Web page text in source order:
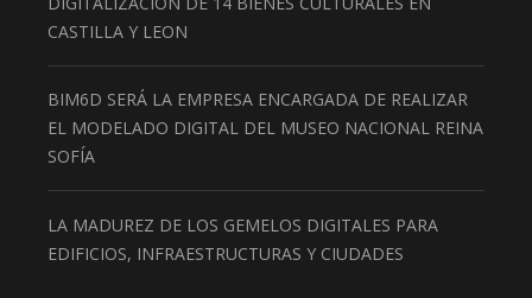
CASTILLA Y LEON
BIM6D SERÁ LA EMPRESA ENCARGADA DE REALIZAR
EL MODELADO DIGITAL DEL MUSEO NACIONAL REINA
SOFÍA
LA MADUREZ DE LOS GEMELOS DIGITALES PARA
EDIFICIOS, INFRAESTRUCTURAS Y CIUDADES